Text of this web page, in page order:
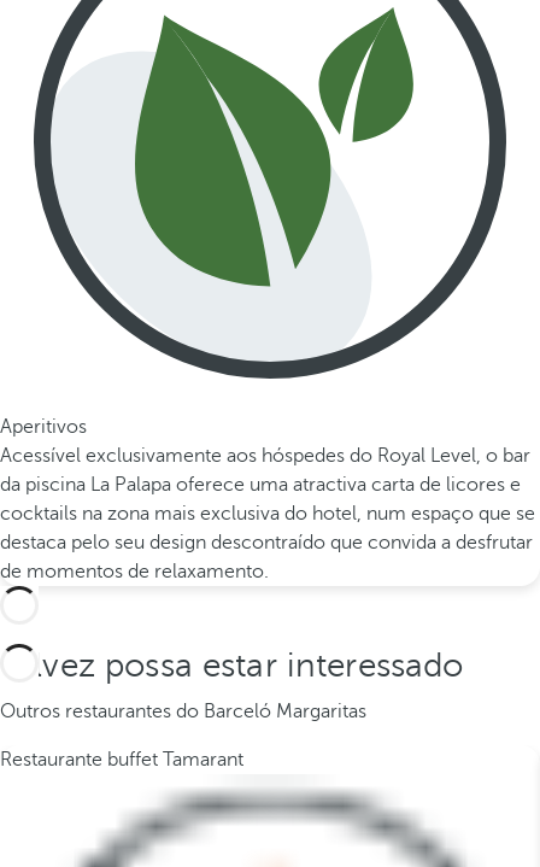
Aperitivos
Acessível exclusivamente aos hóspedes do Royal Level, o bar
da piscina La Palapa oferece uma atractiva carta de licores e
cocktails na zona mais exclusiva do hotel, num espaço que se
destaca pelo seu design descontraído que convida a desfrutar
de momentos de relaxamento.
Talvez possa estar interessado
Outros restaurantes do Barceló Margaritas
Restaurante buffet Tamarant